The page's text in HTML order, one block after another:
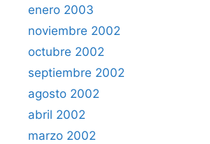
enero 2003
noviembre 2002
octubre 2002
septiembre 2002
agosto 2002
abril 2002
marzo 2002